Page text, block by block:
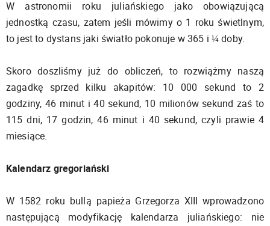
W astronomii roku juliańskiego jako obowiązującą
jednostką czasu, zatem jeśli mówimy o 1 roku świetlnym,
to jest to dystans jaki światło pokonuje w 365 i ¼ doby.
Skoro doszliśmy już do obliczeń, to rozwiążmy naszą
zagadkę sprzed kilku akapitów: 10 000 sekund to 2
godziny, 46 minut i 40 sekund, 10 milionów sekund zaś to
115 dni, 17 godzin, 46 minut i 40 sekund, czyli prawie 4
miesiące.
Kalendarz gregoriański
W 1582 roku bullą papieża Grzegorza XIII wprowadzono
następującą modyfikację kalendarza juliańskiego: nie